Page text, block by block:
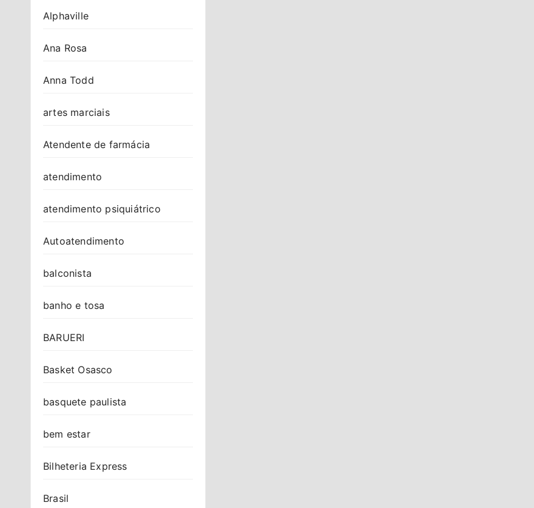
Alphaville
Ana Rosa
Anna Todd
artes marciais
Atendente de farmácia
atendimento
atendimento psiquiátrico
Autoatendimento
balconista
banho e tosa
BARUERI
Basket Osasco
basquete paulista
bem estar
Bilheteria Express
Brasil